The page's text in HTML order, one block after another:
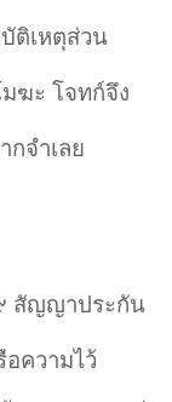
ติเหตุส่วน
ฆะ โจทก์จึง
จำเลย
สัญญาประกัน
ความไว้